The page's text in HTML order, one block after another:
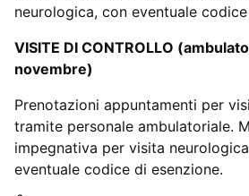
neurologica, con eventuale
VISITE DI CONTROLLO
novembre)
Prenotazioni appuntamenti per
tramite personale ambulatoriale.
impegnativa per visita
eventuale codice di esenzione.